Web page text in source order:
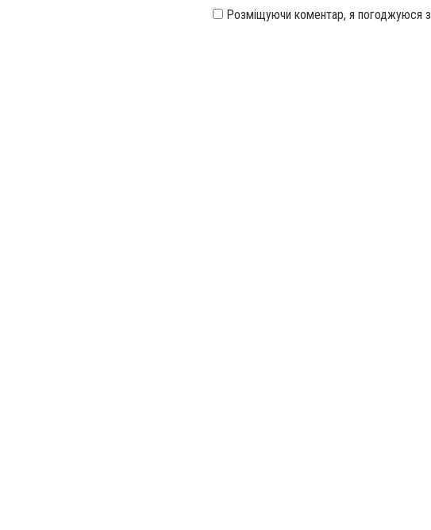
Розміщуючи коментар, я погоджуюся з